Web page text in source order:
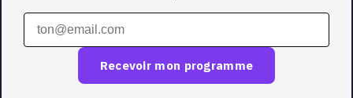
Recevoir mon programme